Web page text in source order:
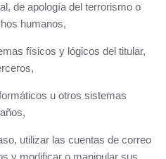
de apología del terrorismo o
humanos,
físicos y lógicos del titular,
u otros sistemas
utilizar las cuentas de correo